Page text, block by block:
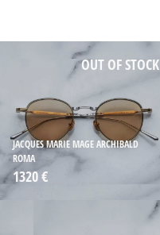
JACQUES MARIE MAGE ARCHIBALD
ROMA
1320 €
OUT OF STOCK